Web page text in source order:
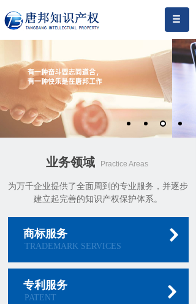
业务领域 Practice Areas
为万千企业提供了全面周到的专业服务，并逐步
建立起完善的知识产权保护体系。
专利 服务
PATENT
商标服务
TRADEMARK SERVICES